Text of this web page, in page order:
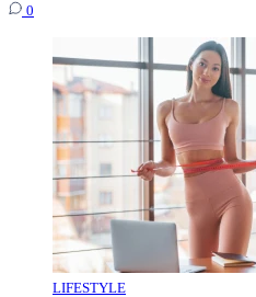
0
LIFESTYLE